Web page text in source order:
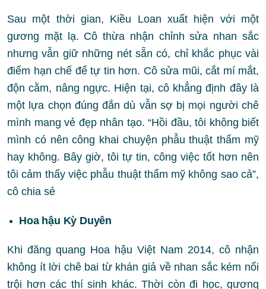
Sau một thời gian, Kiều Loan xuất hiện với một
gương mặt lạ. Cô thừa nhận chỉnh sửa nhan sắc
nhưng vẫn giữ những nét sẵn có, chỉ khắc phục vài
điểm hạn chế để tự tin hơn. Cô sửa mũi, cắt mí mắt,
độn cằm, nâng ngực. Hiện tại, cô khẳng định đây là
một lựa chọn đúng đắn dù vẫn sợ bị mọi người chê
mình mang vẻ đẹp nhân tạo. “Hồi đầu, tôi không biết
mình có nên công khai chuyện phẫu thuật thẩm mỹ
hay không. Bây giờ, tôi tự tin, công việc tốt hơn nên
tôi cảm thấy việc phẫu thuật thẩm mỹ không sao cả”,
cô chia sẻ
Hoa hậu Kỳ Duyên
Khi đăng quang Hoa hậu Việt Nam 2014, cô nhận
không ít lời chê bai từ khán giả về nhan sắc kém nổi
trội hơn các thí sinh khác. Thời còn đi học, gương